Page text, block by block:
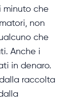
minuto che
non
che
Anche i
in denaro.
raccolta